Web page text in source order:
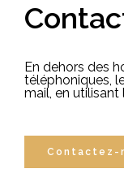
En dehors des
téléphoniques,
mail, en utilisant
Contactez-